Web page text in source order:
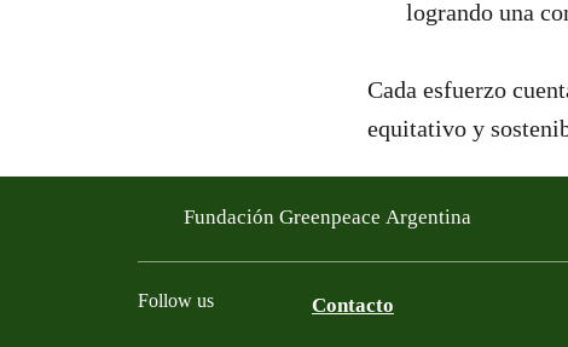
logrando una
Cada esfuerzo
equitativo y
Fundación Greenpeace Argentina
Follow us Contacto